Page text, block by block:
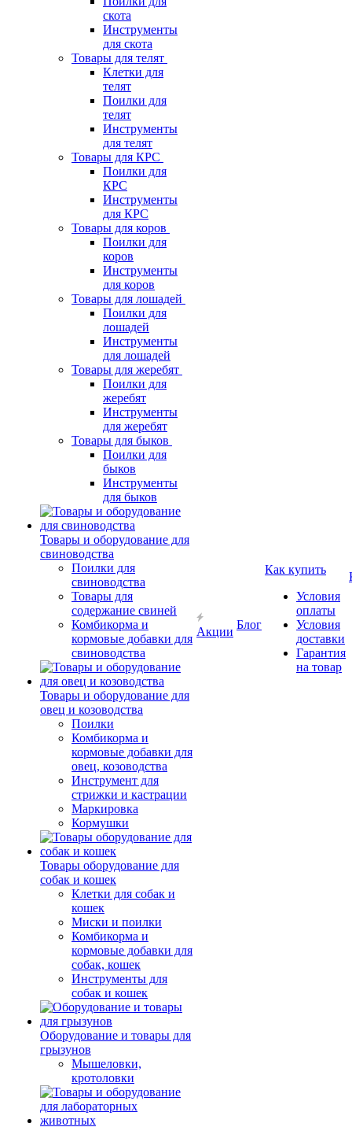
скота
Инструменты
для скота
Товары для телят
Клетки для
телят
Поилки для
телят
Инструменты
для телят
Товары для КРС
Поилки для
КРС
Инструменты
для КРС
Товары для коров
Поилки для
коров
Инструменты
для коров
Товары для лошадей
Поилки для
лошадей
Инструменты
для лошадей
Товары для жеребят
Поилки для
жеребят
Инструменты
для жеребят
Товары для быков
Поилки для
быков
Инструменты
для быков
Товары и оборудование для
свиноводства
Поилки для
свиноводства
Товары для
содержание свиней
Комбикорма и
кормовые добавки для
свиноводства
Товары и оборудование для
овец и козоводства
Поилки
Комбикорма и
кормовые добавки для
овец, козоводства
Инструмент для
стрижки и кастрации
Маркировка
Кормушки
Товары оборудование для
собак и кошек
Клетки для собак и
кошек
Миски и поилки
Комбикорма и
кормовые добавки для
собак, кошек
Инструменты для
собак и кошек
Оборудование и товары для
грызунов
Мышеловки,
кротоловки
Акции
Блог
Как купить
Условия
оплаты
Условия
доставки
Гарантия
на товар